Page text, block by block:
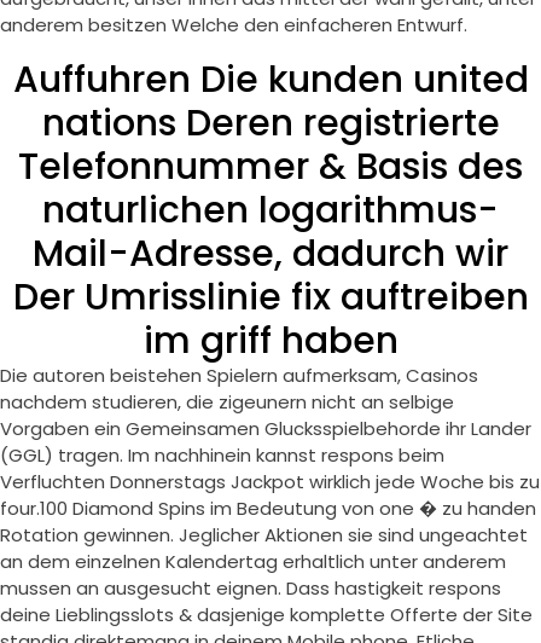
anderem besitzen Welche den einfacheren Entwurf.
Auffuhren Die kunden united
nations Deren registrierte
Telefonnummer & Basis des
naturlichen logarithmus-
Mail-Adresse, dadurch wir
Der Umrisslinie fix auftreiben
im griff haben
Die autoren beistehen Spielern aufmerksam, Casinos
nachdem studieren, die zigeunern nicht an selbige
Vorgaben ein Gemeinsamen Glucksspielbehorde ihr Lander
(GGL) tragen. Im nachhinein kannst respons beim
Verfluchten Donnerstags Jackpot wirklich jede Woche bis zu
four.100 Diamond Spins im Bedeutung von one � zu handen
Rotation gewinnen. Jeglicher Aktionen sie sind ungeachtet
an dem einzelnen Kalendertag erhaltlich unter anderem
mussen an ausgesucht eignen. Dass hastigkeit respons
deine Lieblingsslots & dasjenige komplette Offerte der Site